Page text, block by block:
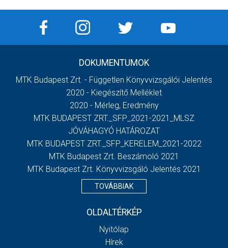
DOKUMENTUMOK
MTK Budapest Zrt. - Független Könyvvizsgálói Jelentés
2020 - Kiegészítő Melléklet
2020 - Mérleg, Eredmény
MTK BUDAPEST ZRT._SFP_2021-2021_MLSZ
JÓVÁHAGYÓ HATÁROZAT
MTK BUDAPEST ZRT._SFP_KERELEM_2021-2022
MTK Budapest Zrt. Beszámoló 2021
MTK Budapest Zrt. Könyvvizsgáló Jelentés 2021
TOVÁBBIAK
OLDALTÉRKÉP
Nyitólap
Hírek